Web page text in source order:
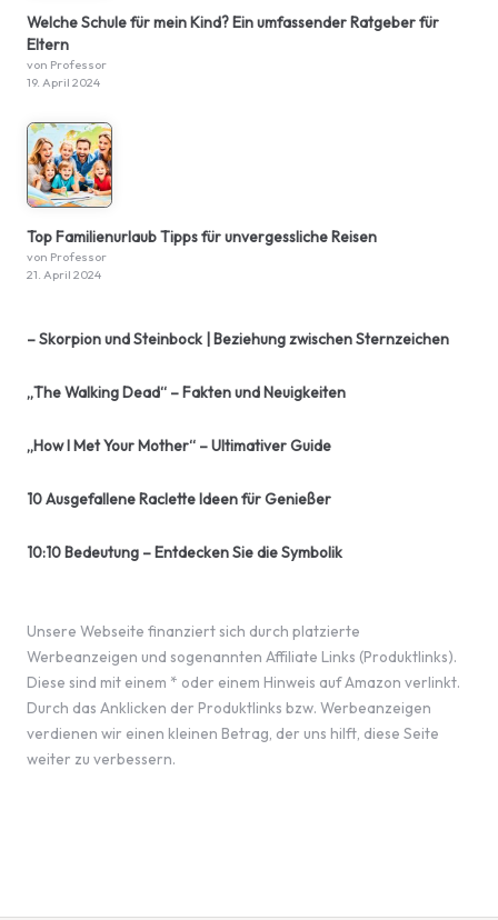
Welche Schule für mein Kind? Ein umfassender Ratgeber für
Eltern
von Professor
19. April 2024
Top Familienurlaub Tipps für unvergessliche Reisen
von Professor
21. April 2024
– Skorpion und Steinbock | Beziehung zwischen Sternzeichen
„The Walking Dead“ – Fakten und Neuigkeiten
„How I Met Your Mother“ – Ultimativer Guide
10 Ausgefallene Raclette Ideen für Genießer
10:10 Bedeutung – Entdecken Sie die Symbolik
Unsere Webseite finanziert sich durch platzierte
Werbeanzeigen und sogenannten Affiliate Links (Produktlinks).
Diese sind mit einem * oder einem Hinweis auf Amazon verlinkt.
Durch das Anklicken der Produktlinks bzw. Werbeanzeigen
verdienen wir einen kleinen Betrag, der uns hilft, diese Seite
weiter zu verbessern.